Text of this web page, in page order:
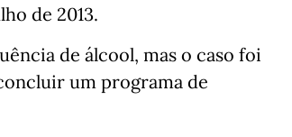
de 2013.
de álcool, mas o caso foi
um programa de